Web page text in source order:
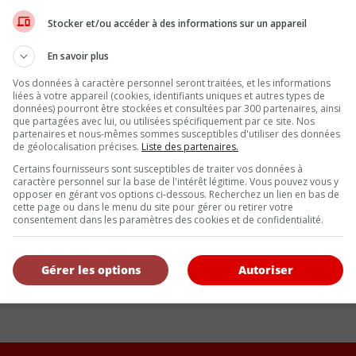
guerre difficile en Europe. Ses principales
l’Isetta a permis à BMW de survivre à une période
voiture a été dessinée il y a un quart de siècle. Ses lignes
au rang de mythe, et exige aujourd’hui une petite fortune
100 km/h est d’environ 4,5 secondes. Seulement 5703 Z8 ont
avec le roadster 315. La compagnie décide alors d’en
guerre. Un moteur 6-cylindres offrant 45 chevaux
Zentrum de Caroline du Sud. La 319 a été assemblée de
récents, comme ce X5 de première génération. Le X5 est
sans le succès des modèles utilitaires, on peut se
Stocker et/ou accéder à des informations sur un appareil
En savoir plus
Vos données à caractère personnel seront traitées, et les informations
liées à votre appareil (cookies, identifiants uniques et autres types de
données) pourront être stockées et consultées par 300 partenaires, ainsi
que partagées avec lui, ou utilisées spécifiquement par ce site. Nos
partenaires et nous-mêmes sommes susceptibles d'utiliser des données
de géolocalisation précises. Liste des partenaires.
Certains fournisseurs sont susceptibles de traiter vos données à
caractère personnel sur la base de l'intérêt légitime. Vous pouvez vous y
opposer en gérant vos options ci-dessous. Recherchez un lien en bas de
cette page ou dans le menu du site pour gérer ou retirer votre
consentement dans les paramètres des cookies et de confidentialité.
Autoriser
Gérer les options